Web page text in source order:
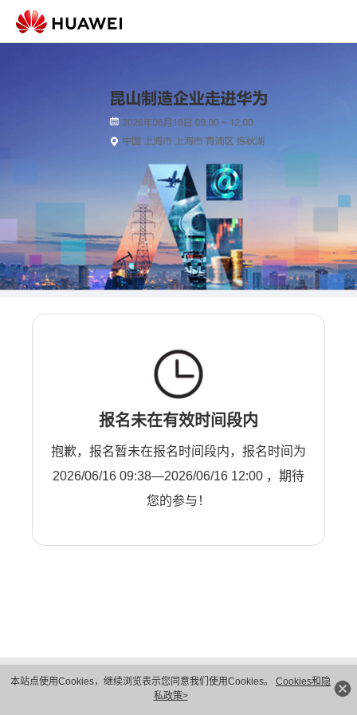
本站点使用Cookies，继续浏览表示您同意我们使用Cookies。 Cookies和隐
私政策>
报名未在有效时间段内
抱歉，报名暂未在报名时间段内，报名时间为
2026/06/16 09:38—2026/06/16 12:00 ，期待
您的参与！
隐私保护
法律声明